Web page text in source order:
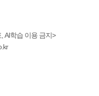
AI학습 이용 금지>